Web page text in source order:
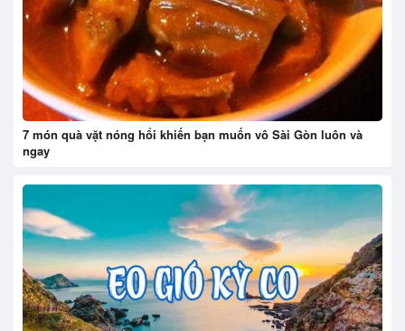
7 món quà vặt nóng hổi khiến bạn muốn vô Sài Gòn luôn và
ngay